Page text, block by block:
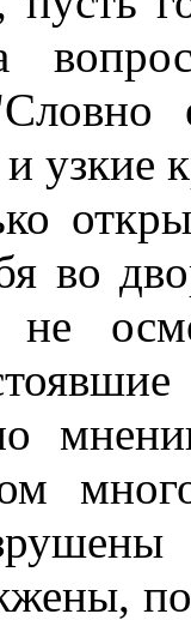
узкие
во